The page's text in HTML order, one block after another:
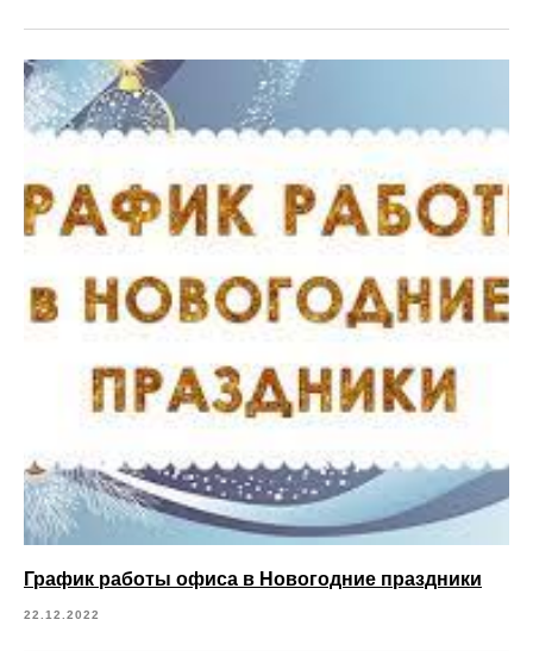
График работы офиса в Новогодние праздники
22.12.2022